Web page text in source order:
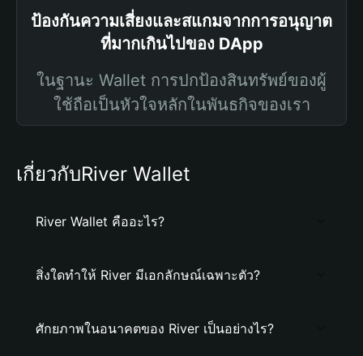
ป้องกันความเสี่ยงและสแกมจากการอนุญาต
ที่มากเกินไปของ DApp
ในฐานะ Wallet การปกป้องสินทรัพย์ของผู้
ใช้ถือเป็นหัวใจหลักในพันธกิจของเรา
เกี่ยวกับRiver Wallet
River Wallet คืออะไร?
สิ่งใดทำให้ River มีเอกลักษณ์เฉพาะตัว?
ศักยภาพในอนาคตของ River เป็นอย่างไร?